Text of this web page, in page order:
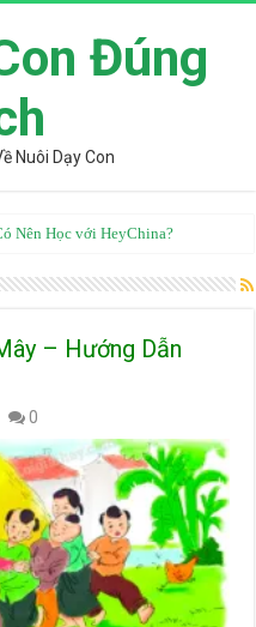
Đúng
Nuôi Dạy Con
Nên Học với HeyChina?
Chi Tiết Từ Góc Nhìn Chuyên Gia
– Hướng Dẫn
0